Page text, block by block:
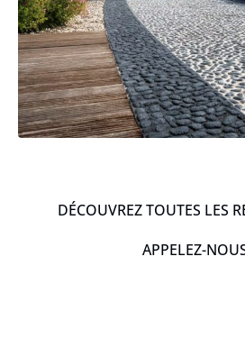
DÉCOUVREZ TOUTES LES
APPELEZ-